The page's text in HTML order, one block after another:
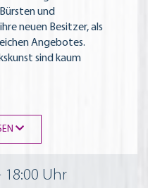
und
neuen Besitzer, als
Angebotes.
sind kaum
18:00 Uhr